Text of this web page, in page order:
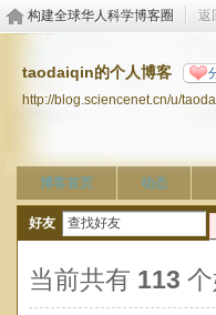
构建全球华人科学博客圈 返
taodaiqin的个人博客
http://blog.sciencenet.cn/u/
博客首页 动态
好友
当前共有 113